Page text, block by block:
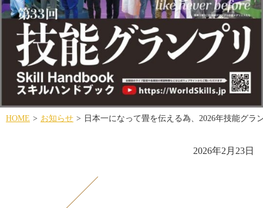
HOME お知らせ 日本一になって畳を伝える為、2026年技能グラ
2026年2月23日